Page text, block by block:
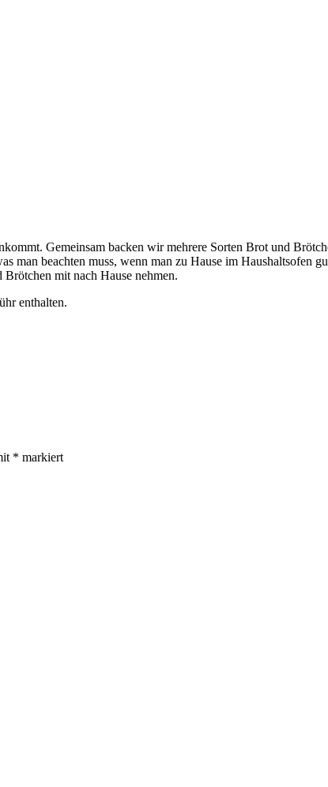
Gemeinsam backen wir mehrere Sorten Brot und
man beachten muss, wenn man zu Hause im Haushaltsofen
mit nach Hause nehmen.
enthalten.
* markiert